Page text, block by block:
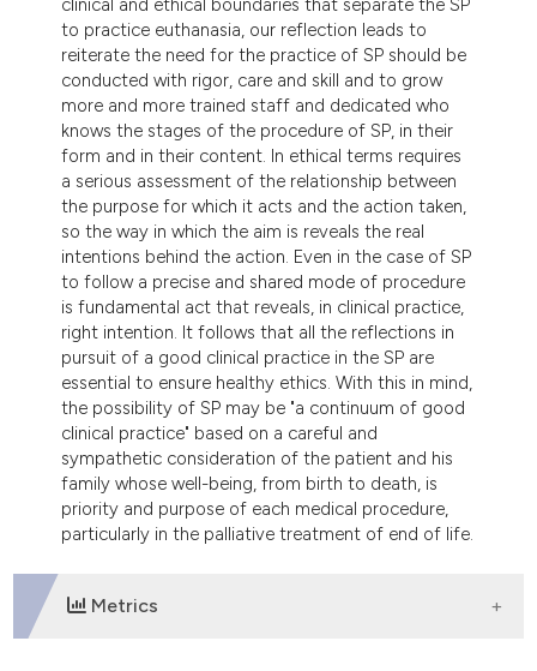
clinical and ethical boundaries that separate the SP
to practice euthanasia, our reflection leads to
reiterate the need for the practice of SP should be
conducted with rigor, care and skill and to grow
more and more trained staff and dedicated who
knows the stages of the procedure of SP, in their
form and in their content. In ethical terms requires
a serious assessment of the relationship between
the purpose for which it acts and the action taken,
so the way in which the aim is reveals the real
intentions behind the action. Even in the case of SP
to follow a precise and shared mode of procedure
is fundamental act that reveals, in clinical practice,
right intention. It follows that all the reflections in
pursuit of a good clinical practice in the SP are
essential to ensure healthy ethics. With this in mind,
the possibility of SP may be "a continuum of good
clinical practice" based on a careful and
sympathetic consideration of the patient and his
family whose well-being, from birth to death, is
priority and purpose of each medical procedure,
particularly in the palliative treatment of end of life.
Metrics